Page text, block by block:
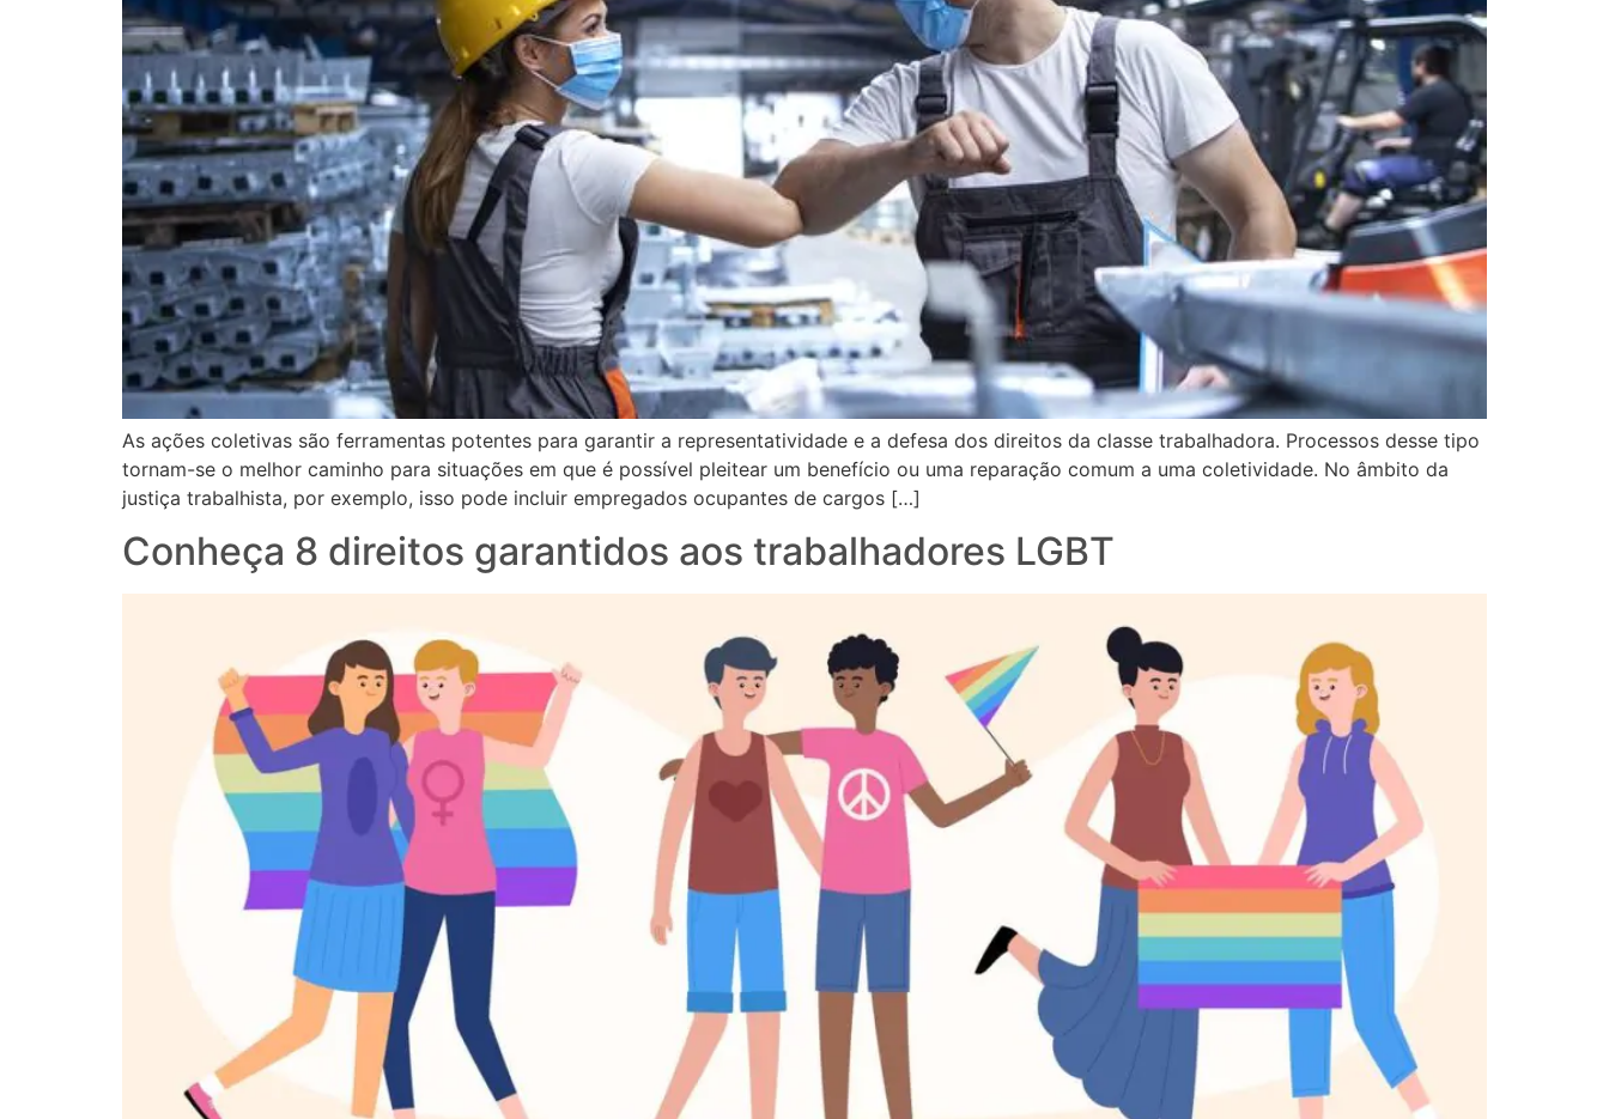
As ações coletivas são ferramentas potentes para garantir a representatividade e a defesa dos direitos da classe trabalhadora. Processos desse tipo
tornam-se o melhor caminho para situações em que é possível pleitear um benefício ou uma reparação comum a uma coletividade. No âmbito da
justiça trabalhista, por exemplo, isso pode incluir empregados ocupantes de cargos […]
Conheça 8 direitos garantidos aos trabalhadores LGBT